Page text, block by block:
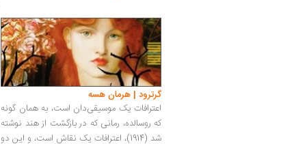
گرترود | هرمان هسه
اعترافات یک موسیقی‌دان است، به همان گونه
که روسالده، رمانی که در بازگشت از هند نوشته
شد (1914)، اعترافات یک نقاش است،‌ و این دو